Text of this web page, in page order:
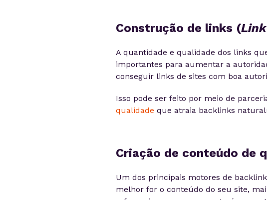
Construção de links (
A quantidade e qualidade dos links
importantes para aumentar a
conseguir links de sites com boa
Isso pode ser feito por meio de
qualidade que atraia backlinks
Criação de conteúdo de
Um dos principais motores de
melhor for o conteúdo do seu site,